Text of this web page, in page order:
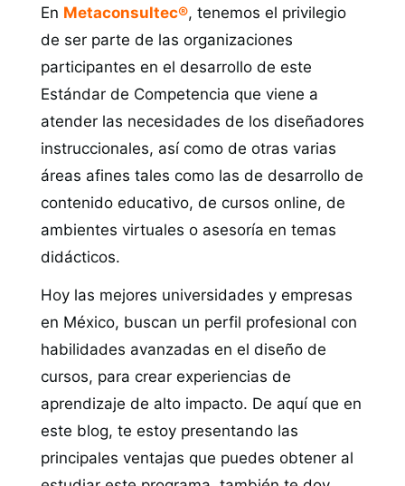
En Metaconsultec®, tenemos el privilegio
de ser parte de las organizaciones
participantes en el desarrollo de este
Estándar de Competencia que viene a
atender las necesidades de los diseñadores
instruccionales, así como de otras varias
áreas afines tales como las de desarrollo de
contenido educativo, de cursos online, de
ambientes virtuales o asesoría en temas
didácticos.
Hoy las mejores universidades y empresas
en México, buscan un perfil profesional con
habilidades avanzadas en el diseño de
cursos, para crear experiencias de
aprendizaje de alto impacto. De aquí que en
este blog, te estoy presentando las
principales ventajas que puedes obtener al